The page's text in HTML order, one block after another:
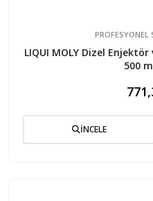
PROFESYONEL
LIQUI MOLY Dizel
500
İNCELE